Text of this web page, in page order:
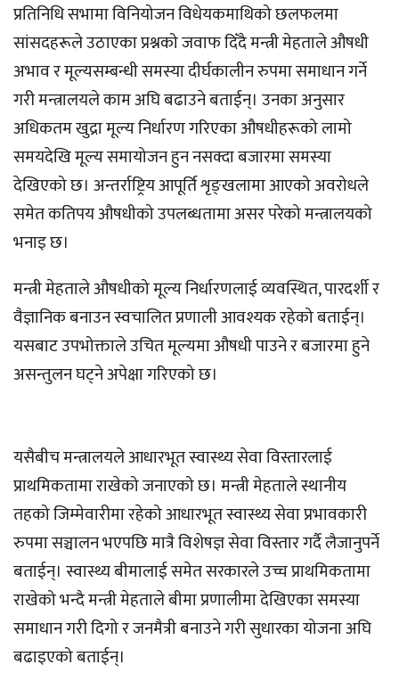
प्रतिनिधि सभामा विनियोजन विधेयकमाथिको छलफलमा
सांसदहरूले उठाएका प्रश्नको जवाफ दिँदै मन्त्री मेहताले औषधी
अभाव र मूल्यसम्बन्धी समस्या दीर्घकालीन रुपमा समाधान गर्ने
गरी मन्त्रालयले काम अघि बढाउने बताईन्। उनका अनुसार
अधिकतम खुद्रा मूल्य निर्धारण गरिएका औषधीहरूको लामो
समयदेखि मूल्य समायोजन हुन नसक्दा बजारमा समस्या
देखिएको छ। अन्तर्राष्ट्रिय आपूर्ति शृङ्खलामा आएको अवरोधले
समेत कतिपय औषधीको उपलब्धतामा असर परेको मन्त्रालयको
भनाइ छ।
मन्त्री मेहताले औषधीको मूल्य निर्धारणलाई व्यवस्थित, पारदर्शी र
वैज्ञानिक बनाउन स्वचालित प्रणाली आवश्यक रहेको बताईन्।
यसबाट उपभोक्ताले उचित मूल्यमा औषधी पाउने र बजारमा हुने
असन्तुलन घट्ने अपेक्षा गरिएको छ।
यसैबीच मन्त्रालयले आधारभूत स्वास्थ्य सेवा विस्तारलाई
प्राथमिकतामा राखेको जनाएको छ। मन्त्री मेहताले स्थानीय
तहको जिम्मेवारीमा रहेको आधारभूत स्वास्थ्य सेवा प्रभावकारी
रुपमा सञ्चालन भएपछि मात्रै विशेषज्ञ सेवा विस्तार गर्दै लैजानुपर्ने
बताईन्। स्वास्थ्य बीमालाई समेत सरकारले उच्च प्राथमिकतामा
राखेको भन्दै मन्त्री मेहताले बीमा प्रणालीमा देखिएका समस्या
समाधान गरी दिगो र जनमैत्री बनाउने गरी सुधारका योजना अघि
बढाइएको बताईन्।